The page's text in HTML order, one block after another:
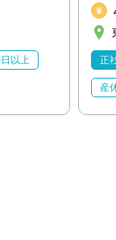
以上 正
産